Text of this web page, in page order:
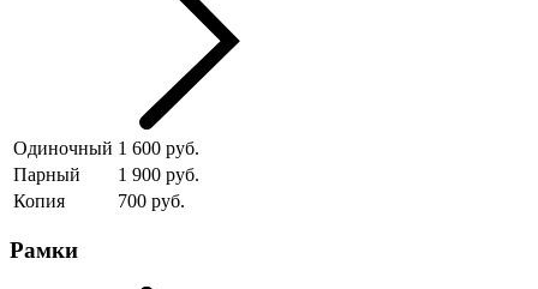
Одиночный 1 600 руб.
Парный
1 900 руб.
Копия
700 руб.
Рамки